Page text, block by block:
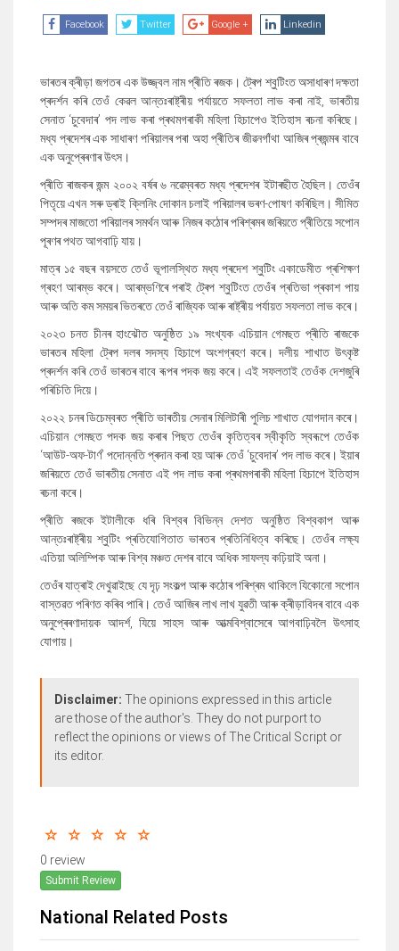
Facebook Twitter Google + Linkedin
ভাৰতৰ ক্ৰীড়া জগতৰ এক উজ্জ্বল নাম প্ৰীতি ৰজক। ট্ৰেপ শ্বুটিংত অসাধাৰণ দক্ষতা
প্ৰদৰ্শন কৰি তেওঁ কেৱল আন্তঃৰাষ্ট্ৰীয় পৰ্যায়তে সফলতা লাভ কৰা নাই, ভাৰতীয়
সেনাত ‘চুবেদাৰ’ পদ লাভ কৰা প্ৰথমগৰাকী মহিলা হিচাপেও ইতিহাস ৰচনা কৰিছে।
মধ্য প্ৰদেশৰ এক সাধাৰণ পৰিয়ালৰ পৰা অহা প্ৰীতিৰ জীৱনগাঁথা আজিৰ প্ৰজন্মৰ বাবে
এক অনুপ্ৰেৰণাৰ উৎস।
প্ৰীতি ৰাজকৰ জন্ম ২০০২ বৰ্ষৰ ৬ নৱেম্বৰত মধ্য প্ৰদেশৰ ইটাৰছীত হৈছিল। তেওঁৰ
পিতৃয়ে এখন সৰু ড্ৰাই ক্লিনিং দোকান চলাই পৰিয়ালৰ ভৰণ-পোষণ কৰিছিল। সীমিত
সম্পদৰ মাজতো পৰিয়ালৰ সমৰ্থন আৰু নিজৰ কঠোৰ পৰিশ্ৰমৰ জৰিয়তে প্ৰীতিয়ে সপোন
পূৰণৰ পথত আগবাঢ়ি যায়।
মাত্ৰ ১৫ বছৰ বয়সতে তেওঁ ভূপালস্থিত মধ্য প্ৰদেশ শ্বুটিং একাডেমীত প্ৰশিক্ষণ
গ্ৰহণ আৰম্ভ কৰে। আৰম্ভণিৰে পৰাই ট্ৰেপ শ্বুটিংত তেওঁৰ প্ৰতিভা প্ৰকাশ পায়
আৰু অতি কম সময়ৰ ভিতৰতে তেওঁ ৰাজ্যিক আৰু ৰাষ্ট্ৰীয় পৰ্যায়ত সফলতা লাভ কৰে।
২০২৩ চনত চীনৰ হাংঝৌত অনুষ্ঠিত ১৯ সংখ্যক এচিয়ান গেমছত প্ৰীতি ৰাজকে
ভাৰতৰ মহিলা ট্ৰেপ দলৰ সদস্য হিচাপে অংশগ্ৰহণ কৰে। দলীয় শাখাত উৎকৃষ্ট
প্ৰদৰ্শন কৰি তেওঁ ভাৰতৰ বাবে ৰূপৰ পদক জয় কৰে। এই সফলতাই তেওঁক দেশজুৰি
পৰিচিতি দিয়ে।
২০২২ চনৰ ডিচেম্বৰত প্ৰীতি ভাৰতীয় সেনাৰ মিলিটাৰী পুলিচ শাখাত যোগদান কৰে।
এচিয়ান গেমছত পদক জয় কৰাৰ পিছত তেওঁৰ কৃতিত্বৰ স্বীকৃতি স্বৰূপে তেওঁক
‘আউট-অফ-টাৰ্ণ’ পদোন্নতি প্ৰদান কৰা হয় আৰু তেওঁ ‘চুবেদাৰ’ পদ লাভ কৰে। ইয়াৰ
জৰিয়তে তেওঁ ভাৰতীয় সেনাত এই পদ লাভ কৰা প্ৰথমগৰাকী মহিলা হিচাপে ইতিহাস
ৰচনা কৰে।
প্ৰীতি ৰজকে ইটালীকে ধৰি বিশ্বৰ বিভিন্ন দেশত অনুষ্ঠিত বিশ্বকাপ আৰু
আন্তঃৰাষ্ট্ৰীয় শ্বুটিং প্ৰতিযোগিতাত ভাৰতৰ প্ৰতিনিধিত্ব কৰিছে। তেওঁৰ লক্ষ্য
এতিয়া অলিম্পিক আৰু বিশ্ব মঞ্চত দেশৰ বাবে অধিক সাফল্য কঢ়িয়াই অনা।
তেওঁৰ যাত্ৰাই দেখুৱাইছে যে দৃঢ় সংকল্প আৰু কঠোৰ পৰিশ্ৰম থাকিলে যিকোনো সপোন
বাস্তৱত পৰিণত কৰিব পাৰি। তেওঁ আজিৰ লাখ লাখ যুৱতী আৰু ক্ৰীড়াবিদৰ বাবে এক
অনুপ্ৰেৰণাদায়ক আদৰ্শ, যিয়ে সাহস আৰু আত্মবিশ্বাসেৰে আগবাঢ়িবলৈ উৎসাহ
যোগায়।
Disclaimer: The opinions expressed in this article
are those of the author's. They do not purport to
reflect the opinions or views of The Critical Script or
its editor.
0 review
Submit Review
National Related Posts